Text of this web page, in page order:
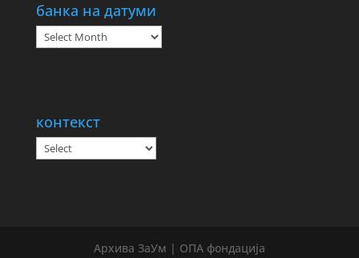
банка на датуми
банка
на
контекст
Архива ЗаУм | ОПА фондација